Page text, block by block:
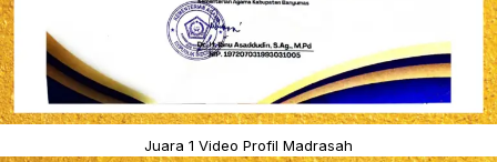
Juara 1 Video Profil Madrasah